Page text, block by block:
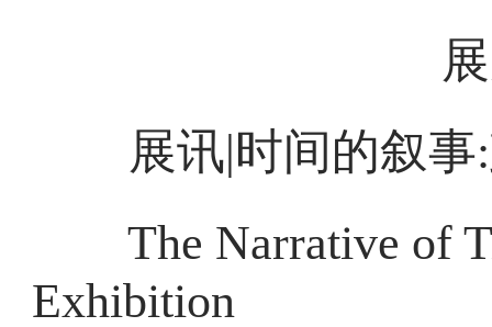
展讯|时间的叙事:
The Narrative of
Exhibition